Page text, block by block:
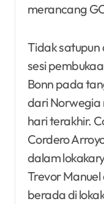
merancang
Tidak
sesi
Bonn pada
dari Norwegia
hari terakhir.
Cordero
dalam
Trevor
berada di